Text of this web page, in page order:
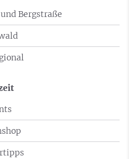
Bergstraße